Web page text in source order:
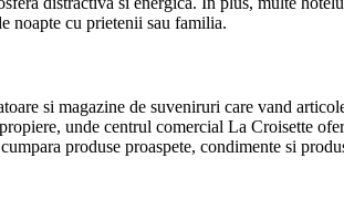
noapte cu prietenii sau familia.
si magazine de suveniruri care vand
unde centrul comercial La Croisette
produse proaspete, condimente si